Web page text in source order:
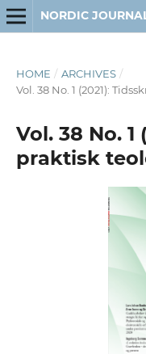
NORDIC
HOME / ARCHIVES /
Vol. 38 No. 1 (2021):
Vol. 38 No.
praktisk